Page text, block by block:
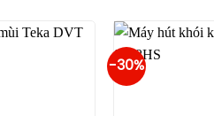
-30%